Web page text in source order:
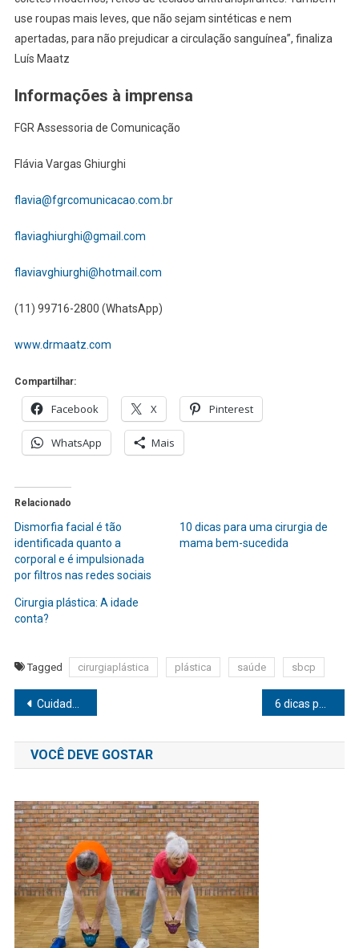
use roupas mais leves, que não sejam sintéticas e nem
apertadas, para não prejudicar a circulação sanguínea”, finaliza
Luís Maatz
Informações à imprensa
FGR Assessoria de Comunicação
Flávia Vargas Ghiurghi
flavia@fgrcomunicacao.com.br
flaviaghiurghi@gmail.com
flaviavghiurghi@hotmail.com
(11) 99716-2800 (WhatsApp)
www.drmaatz.com
Compartilhar:
Facebook X Pinterest
WhatsApp Mais
Relacionado
Dismorfia facial é tão
identificada quanto a
corporal e é impulsionada
por filtros nas redes sociais
10 dicas para uma cirurgia de
mama bem-sucedida
Cirurgia plástica: A idade
conta?
Tagged cirurgiaplástica plástica saúde sbcp
Navegação
de
Post
Cuidados para sua saúde bucal estar sempre em dia
VOCÊ DEVE GOSTAR